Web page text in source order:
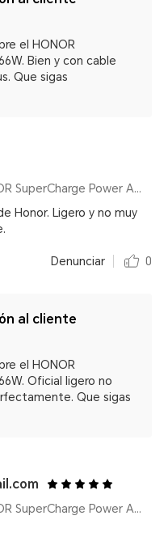
el HONOR
Bien y con cable
Que sigas
Por HONOR SuperCharge Power Adapter (Max 66W) White
Honor. Ligero y no muy
Denunciar 0
al cliente
el HONOR
Oficial ligero no
Que sigas
Por HONOR SuperCharge Power Adapter (Max 66W) White